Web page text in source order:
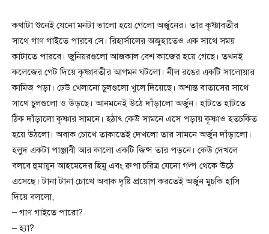
কথাটা শুনেই যেনো মনটা ভালো হয়ে গেলো অর্জুনের। তার কৃষ্ণাবতীর
সাথে গাণ গাইতে পারবে সে। রিহার্সালের অজুহাতেও এক সাথে সময়
কাটাতে পারবে। জুনিয়রগুলো আজকাল বেশ কাজের হয়ে গেছে। তখনই
কলেজের গেট দিয়ে কৃষ্ণাবতীর আগমন ঘটলো। নীল রঙের একটি সালোয়ার
কামিজ পড়া। ঢেউ খেলানো চুলগুলো খুলে দিয়েছে। অশান্ত বাতাসের সাথে
সাথে চুলগুলো ও উড়ছে। আনমনেই উঠে দাঁড়ালো অর্জুন। হাটতে হাটতে
ঠিক দাঁড়ালো কৃষ্ণার সামনে। হঠাৎ কেউ সামনে এসে পড়ায় কৃষ্ণাও হতচকিত
হয়ে উঠলো। অবাক চোখে তাকাতেই দেখলো তার সামনে অর্জুন দাঁড়ালো।
হলুদ একটা পাঞ্জাবী আর কালো একটি জিন্স তার পড়নে। কেউ দেখলে
বলবে হুমায়ুন আহমেদের হিমু এবং রুপা চরিত্র যেনো গল্প থেকে উঠে
এসেছে। টানা টানা চোখে অবাক দৃষ্টি প্রয়োগ করতেই অর্জুন মুচকি হাসি
দিয়ে বললো,
– গাণ গাইতে পারো?
– হ্যা?